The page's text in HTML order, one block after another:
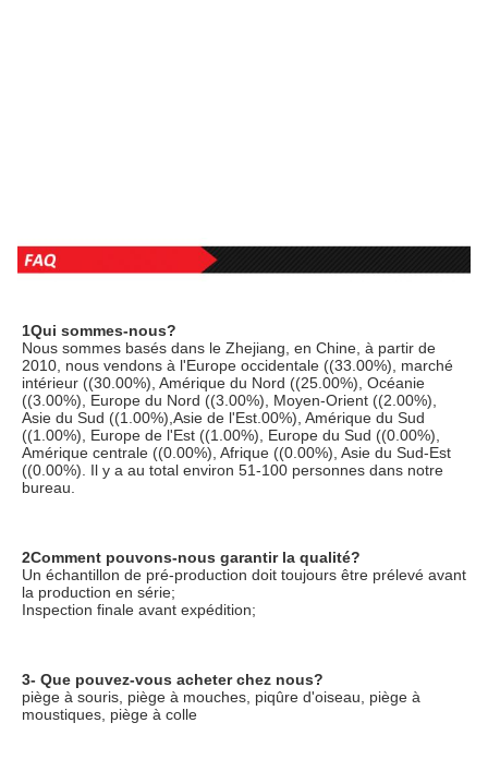
1Qui sommes-nous?
Nous sommes basés dans le Zhejiang, en Chine, à partir de
2010, nous vendons à l'Europe occidentale ((33.00%), marché
intérieur ((30.00%), Amérique du Nord ((25.00%), Océanie
((3.00%), Europe du Nord ((3.00%), Moyen-Orient ((2.00%),
Asie du Sud ((1.00%),Asie de l'Est.00%), Amérique du Sud
((1.00%), Europe de l'Est ((1.00%), Europe du Sud ((0.00%),
Amérique centrale ((0.00%), Afrique ((0.00%), Asie du Sud-Est
((0.00%). Il y a au total environ 51-100 personnes dans notre
bureau.
2Comment pouvons-nous garantir la qualité?
Un échantillon de pré-production doit toujours être prélevé avant
la production en série;
Inspection finale avant expédition;
3- Que pouvez-vous acheter chez nous?
piège à souris, piège à mouches, piqûre d'oiseau, piège à
moustiques, piège à colle